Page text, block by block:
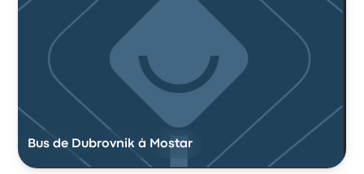
Bus de Dubrovnik à Mostar